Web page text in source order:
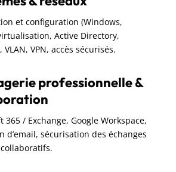
et configuration (Windows,
Active Directory,
VLAN, VPN, accès sécurisés.
professionnelle &
365 / Exchange, Google Workspace,
d’email, sécurisation des échanges